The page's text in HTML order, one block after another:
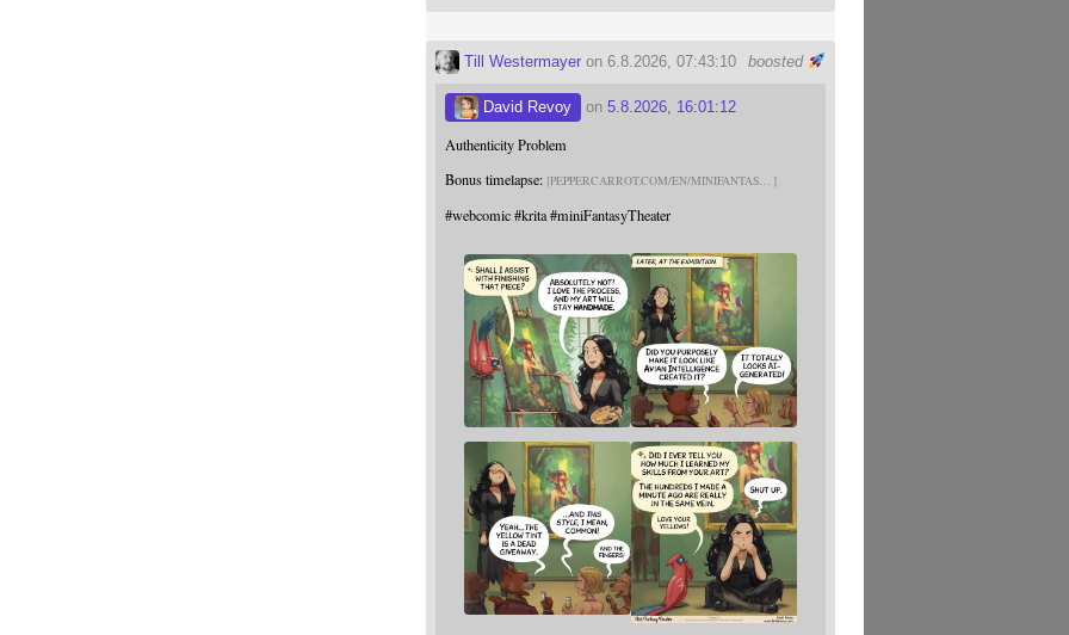
boosted
Till Westermayer on 6.8.2026, 07:43:10
David Revoy on5.8.2026, 16:01:12
Authenticity Problem
Bonus timelapse: PEPPERCARROT.COM/EN/MINIFANTAS
#webcomic #krita#miniFantasyTheater